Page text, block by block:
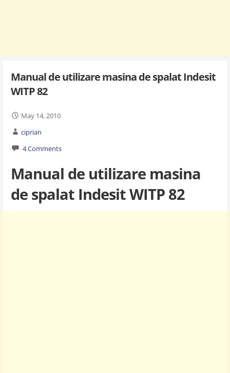
Manual de utilizare masina de spalat Indesit
WITP 82
May 14, 2010
ciprian
4 Comments
Manual de utilizare masina
de spalat Indesit WITP 82